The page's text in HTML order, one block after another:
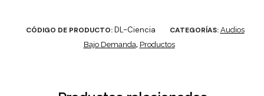
CÓDIGO DE PRODUCTO:DL-Ciencia CATEGORÍAS: Audios
Bajo Demanda, Productos